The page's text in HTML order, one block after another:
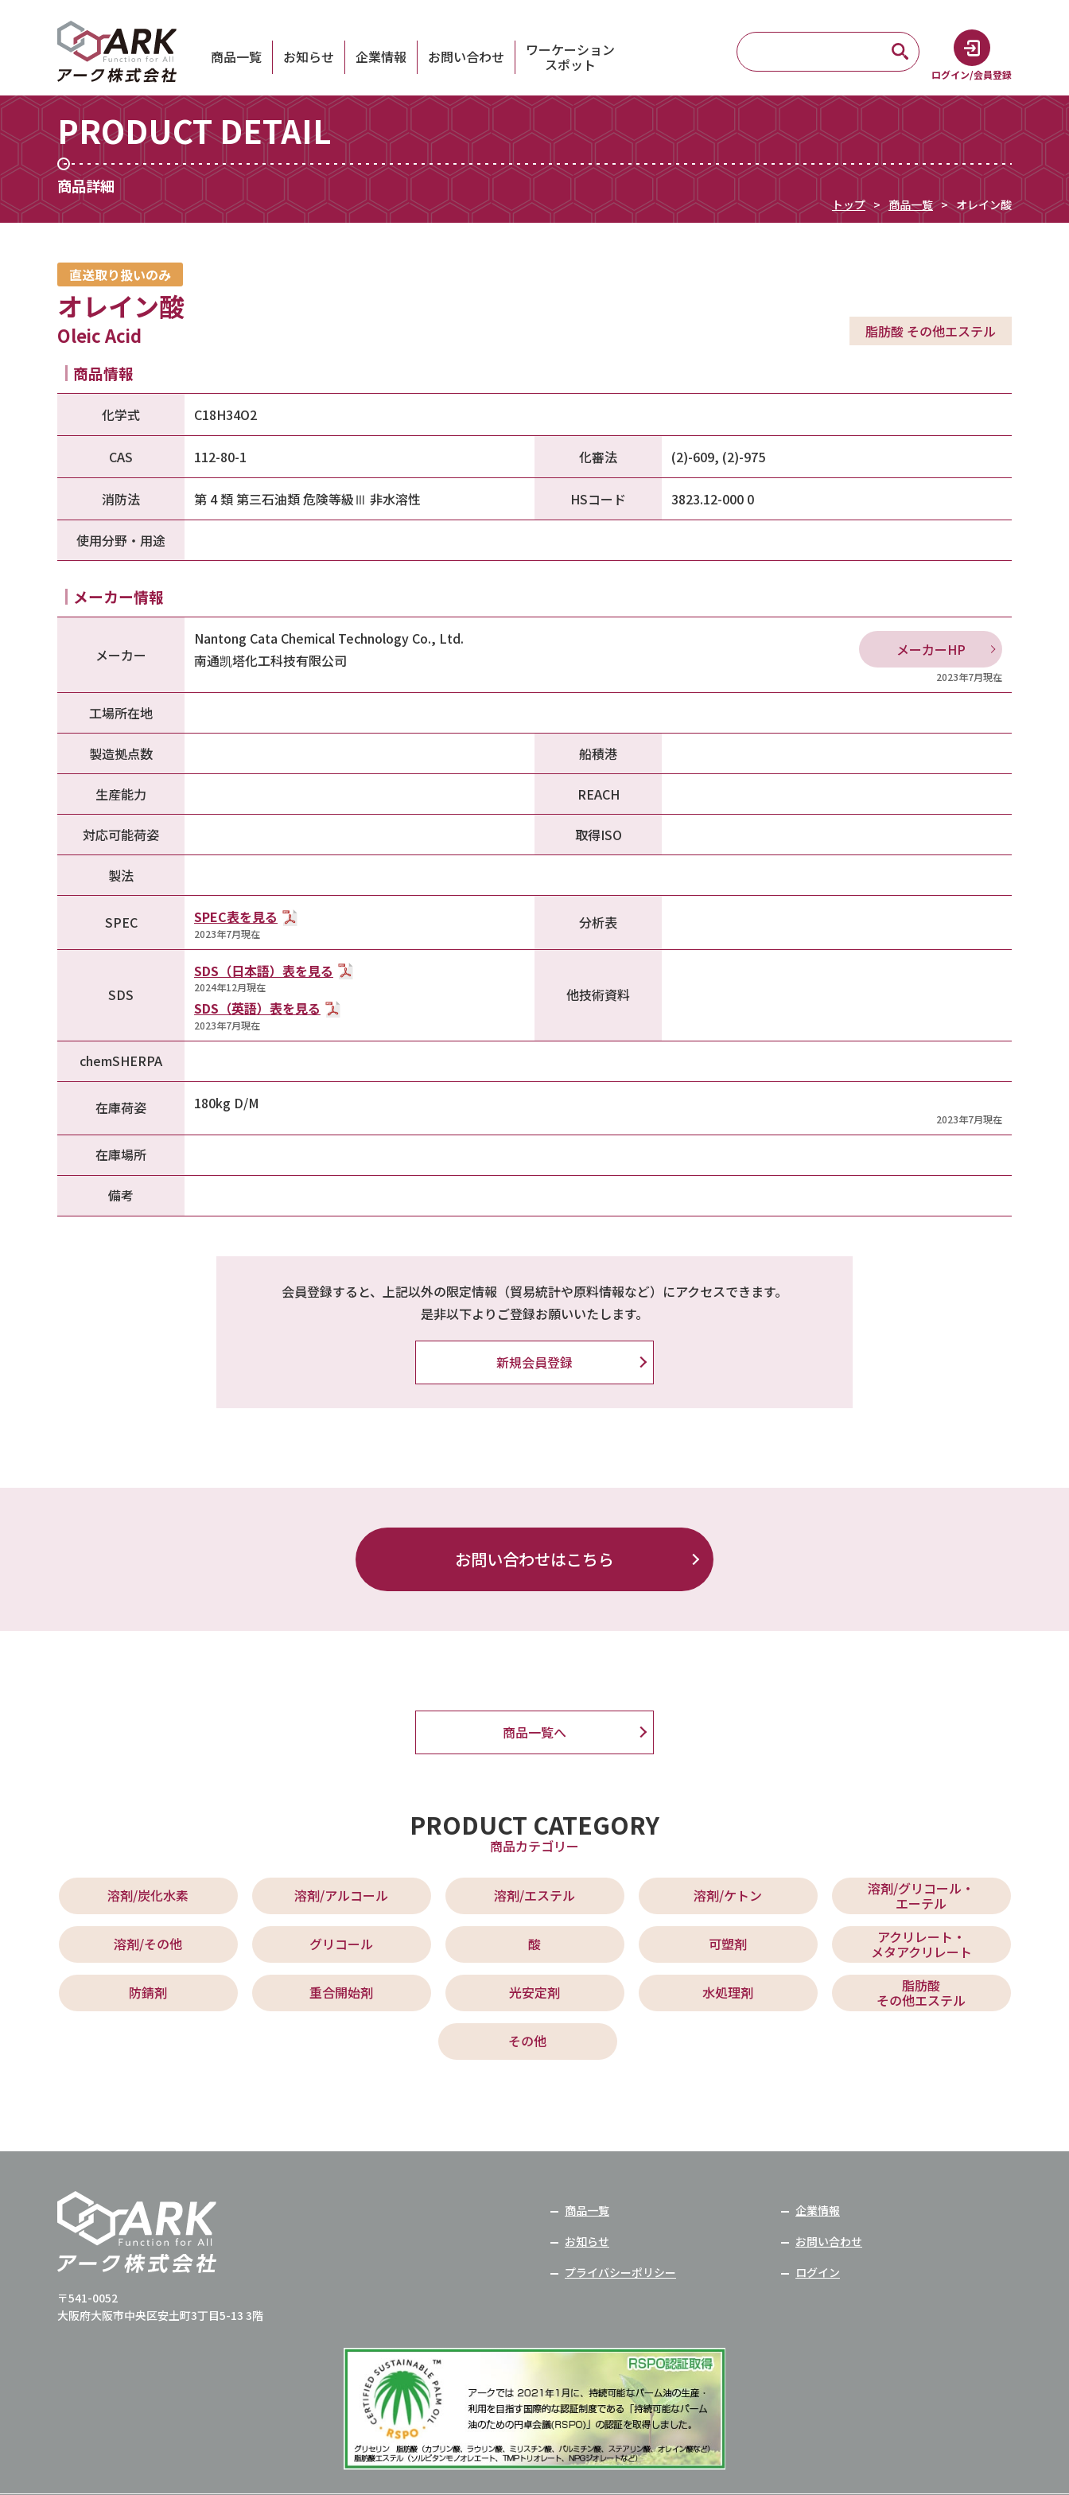
商品一覧 お知らせ 企業情報 お問い合わせ ワーケーション
スポット
ログイン/会員登録
PRODUCT DETAIL
商品詳細
トップ 商品一覧 オレイン酸
直送取り扱いのみ
オレイン酸
Oleic Acid 脂肪酸 その他エステル
商品情報
化学式 C18H34O2
CAS 112-80-1 化審法 (2)-609, (2)-975
消防法 第 4 類 第三石油類 危険等級Ⅲ 非水溶性 HSコード 3823.12-000 0
使用分野・用途
メーカー情報
メーカー
Nantong Cata Chemical Technology Co., Ltd.
南通凯塔化工科技有限公司
メーカーHP
2023年7月現在
工場所在地
製造拠点数 船積港
生産能力 REACH
対応可能荷姿 取得ISO
製法
SPEC SPEC表を見る
2023年7月現在
分析表
SDS
SDS（日本語）表を見る
2024年12月現在
SDS（英語）表を見る
2023年7月現在
他技術資料
chemSHERPA
在庫荷姿 180kg D/M
2023年7月現在
在庫場所
備考
会員登録すると、上記以外の限定情報（貿易統計や原料情報など）にアクセスできます。
是非以下よりご登録お願いいたします。
新規会員登録
お問い合わせはこちら
商品一覧へ
PRODUCT CATEGORY
商品カテゴリー
溶剤/炭化水素 溶剤/アルコール 溶剤/エステル 溶剤/ケトン 溶剤/グリコール・
エーテル
溶剤/その他 グリコール 酸 可塑剤 アクリレート・
メタアクリレート
防錆剤 重合開始剤 光安定剤 水処理剤 脂肪酸
その他エステル
その他
〒541-0052
大阪府大阪市中央区安土町3丁目5-13 3階
商品一覧
企業情報
お知らせ
お問い合わせ
プライバシーポリシー
ログイン